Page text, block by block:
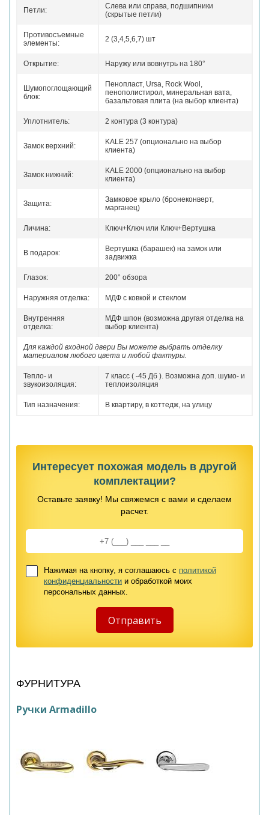
Петли:
Слева или справа, подшипники
(скрытые петли)
Противосъемные
элементы:
2 (3,4,5,6,7) шт
Открытие: Наружу или вовнутрь на 180°
Шумопоглощающий
блок:
Пенопласт, Ursa, Rock Wool,
пенополистирол, минеральная вата,
базальтовая плита (на выбор клиента)
Уплотнитель: 2 контура (3 контура)
Замок верхний:
KALE 257 (опционально на выбор
клиента)
Замок нижний:
KALE 2000 (опционально на выбор
клиента)
Защита:
Замковое крыло (бронеконверт,
марганец)
Личина: Ключ+Ключ или Ключ+Вертушка
В подарок:
Вертушка (барашек) на замок или
задвижка
Глазок: 200° обзора
Наружняя отделка: МДФ с ковкой и стеклом
Внутренняя
отделка:
МДФ шпон (возможна другая отделка на
выбор клиента)
Для каждой входной двери Вы можете выбрать отделку
материалом любого цвета и любой фактуры.
Тепло- и
звукоизоляция:
7 класс ( -45 Дб ). Возможна доп. шумо- и
теплоизоляция
Тип назначения: В квартиру, в коттедж, на улицу
Интересует похожая модель в другой
комплектации?
Оставьте заявку! Мы свяжемся с вами и сделаем
расчет.
Нажимая на кнопку, я соглашаюсь с политикой
конфиденциальности и обработкой моих
персональных данных.
ФУРНИТУРА
Ручки Armadillo